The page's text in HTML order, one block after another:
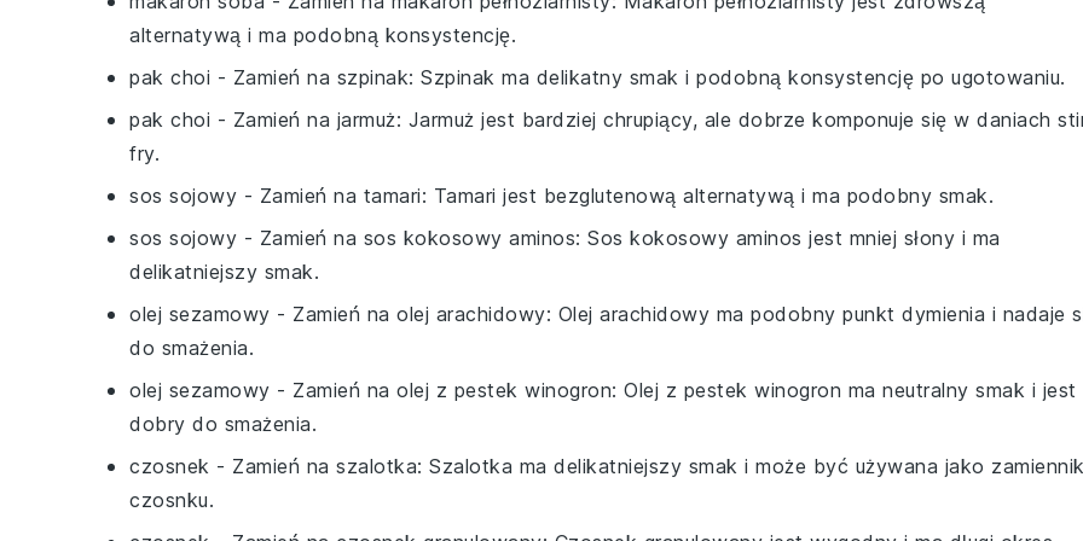
alternatywą i ma podobną konsystencję.
pak choi - Zamień na szpinak: Szpinak ma delikatny smak i podobną konsystencję po ugotowaniu.
pak choi - Zamień na jarmuż: Jarmuż jest bardziej chrupiący, ale dobrze komponuje się w daniach
fry.
sos sojowy - Zamień na tamari: Tamari jest bezglutenową alternatywą i ma podobny smak.
sos sojowy - Zamień na sos kokosowy aminos: Sos kokosowy aminos jest mniej słony i ma
delikatniejszy smak.
olej sezamowy - Zamień na olej arachidowy: Olej arachidowy ma podobny punkt dymienia i nadaje
do smażenia.
olej sezamowy - Zamień na olej z pestek winogron: Olej z pestek winogron ma neutralny smak i jest
dobry do smażenia.
czosnek - Zamień na szalotka: Szalotka ma delikatniejszy smak i może być używana jako zamiennik
czosnku.